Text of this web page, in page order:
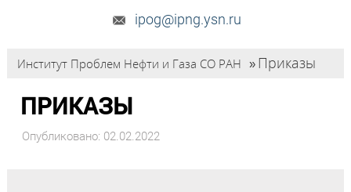
ipog@ipng.ysn.ru
Институт Проблем Нефти и Газа СО РАН »Приказы
ПРИКАЗЫ
Опубликовано: 02.02.2022